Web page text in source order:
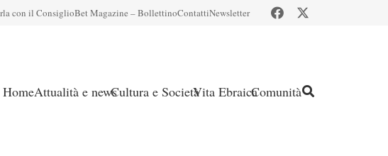
con il ConsiglioBet Magazine – BollettinoContattiNewsletter
HomeAttualità e newsCultura e SocietàVita EbraicaComunità